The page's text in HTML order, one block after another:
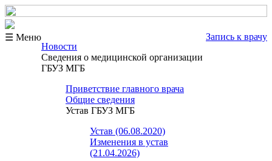
☰ Меню
Запись к врачу
Новости
Сведения о медицинской организации
ГБУЗ МГБ
Приветствие главного врача
Общие сведения
Устав ГБУЗ МГБ
Устав (06.08.2020)
Изменения в устав
(21.04.2026)